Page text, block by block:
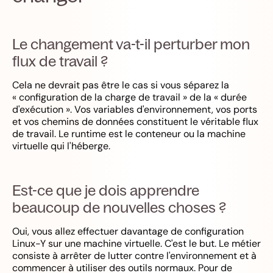
Le changement va-t-il perturber mon
flux de travail ?
Cela ne devrait pas être le cas si vous séparez la
« configuration de la charge de travail » de la « durée
d'exécution ». Vos variables d'environnement, vos ports
et vos chemins de données constituent le véritable flux
de travail. Le runtime est le conteneur ou la machine
virtuelle qui l'héberge.
Est-ce que je dois apprendre
beaucoup de nouvelles choses ?
Oui, vous allez effectuer davantage de configuration
Linux-Y sur une machine virtuelle. C'est le but. Le métier
consiste à arrêter de lutter contre l'environnement et à
commencer à utiliser des outils normaux. Pour de